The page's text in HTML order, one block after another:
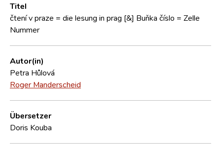
CNL
Forschungsgruppe
Titel
čtení v praze = die lesung in prag [&] Buňka číslo = Zelle
Nummer
Autor(in)
Petra Hůlová
Roger Manderscheid
Übersetzer
Doris Kouba